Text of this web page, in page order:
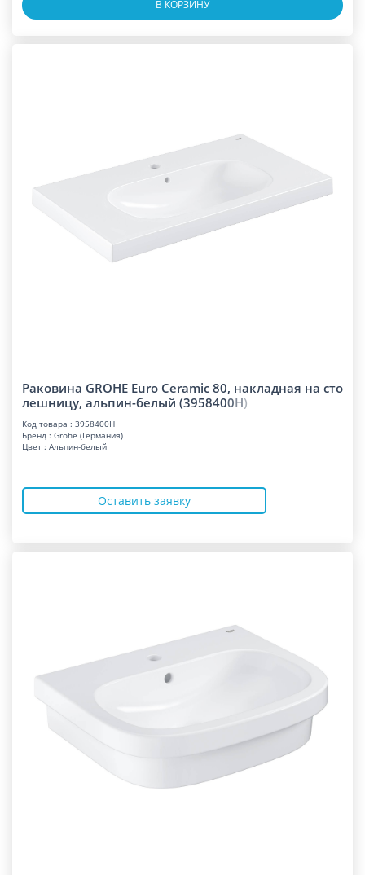
В КОРЗИНУ
Раковина GROHE Euro Ceramic 80, накладная на сто
лешницу, альпин-белый (3958400H)
Код товара : 3958400H
Бренд : Grohe (Германия)
Цвет : Альпин-белый
Оставить заявку